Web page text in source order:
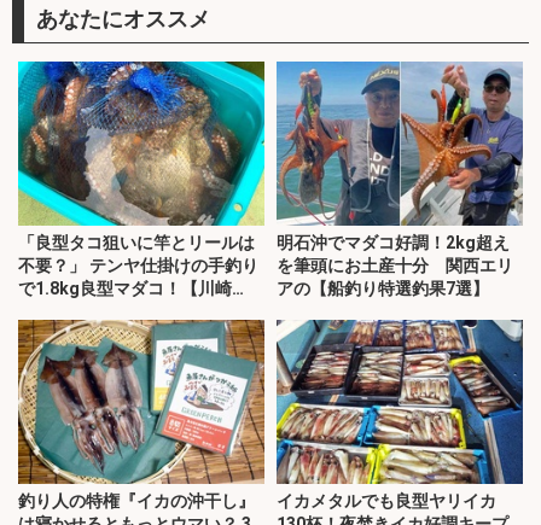
あなたにオススメ
「良型タコ狙いに竿とリールは
不要？」 テンヤ仕掛けの手釣り
で1.8kg良型マダコ！【川崎
明石沖でマダコ好調！2kg超え
を筆頭にお土産十分 関西エリ
アの【船釣り特選釣果7選】
釣り人の特権『イカの沖干し』
イカメタルでも良型ヤリイカ